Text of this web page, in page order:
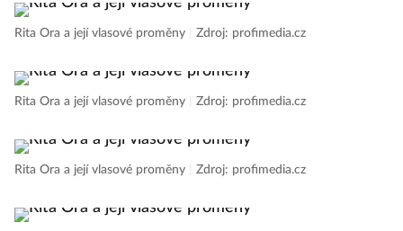
Rita Ora a její vlasové proměny Zdroj: profimedia.cz
Rita Ora a její vlasové proměny Zdroj: profimedia.cz
Rita Ora a její vlasové proměny Zdroj: profimedia.cz